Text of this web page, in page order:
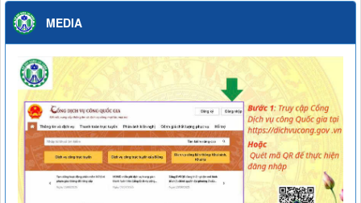
dịch 90 ngày đêm khám sức khỏe định kỳ hoặc khám sàng
lọc miễn phí cho người dân trên địa bàn tỉnh Lai Châu
Thời gian đăng: 07/07/2026
lượt xem: 60 | lượt tải:24
MEDIA